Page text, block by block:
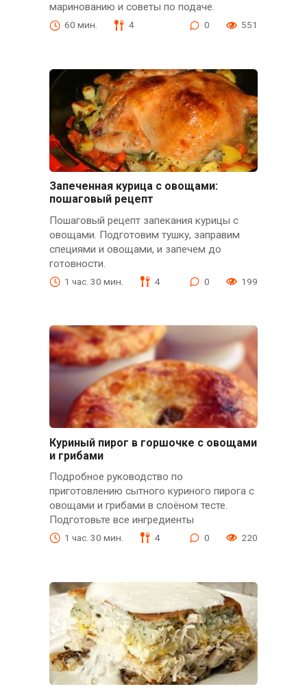
маринованию и советы по подаче.
60 мин. 4 0 551
Запеченная курица с овощами:
пошаговый рецепт
Пошаговый рецепт запекания курицы с
овощами. Подготовим тушку, заправим
специями и овощами, и запечем до
готовности.
1 час. 30 мин. 4 0 199
Куриный пирог в горшочке с овощами
и грибами
Подробное руководство по
приготовлению сытного куриного пирога с
овощами и грибами в слоёном тесте.
Подготовьте все ингредиенты
1 час. 30 мин. 4 0 220